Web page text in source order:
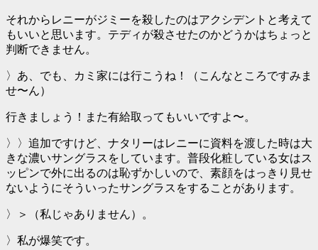
それからレニーがジミーを殺したのはアクシデントと考えて
もいいと思います。テディが殺させたのかどうかはちょっと
判断できません。
〉あ、でも、カミ家には行こうね！（こんなところですみま
せ〜ん）
行きましょう！また有給取ってもいいですよ〜。
〉〉追加ですけど、ナタリーはレニーに資料を渡した時は大
きな濃いサングラスをしています。普段化粧している女はス
ッピンで外に出るのは恥ずかしいので、素顔をはっきり見せ
ないようにそういったサングラスをすることがあります。
〉＞（私じゃありません）。
〉私が爆笑です。